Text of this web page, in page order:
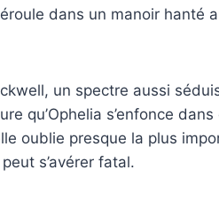
dans un manoir hanté
un spectre aussi
qu’Ophelia s’enfonce
oublie presque la plus
s’avérer fatal.